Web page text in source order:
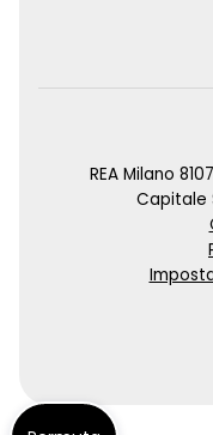
REA Milano
Capitale